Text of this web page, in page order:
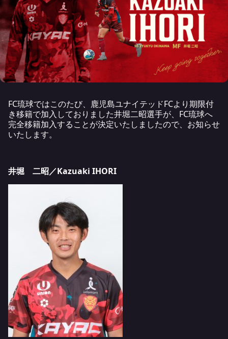
FC琉球ではこのたび、鹿児島ユナイテッドFCより期限付
き移籍で加入しておりました井堀二昭選手が、FC琉球へ
完全移籍加入することが決定いたしましたので、お知らせ
いたします。
井堀 二昭／Kazuaki IHORI